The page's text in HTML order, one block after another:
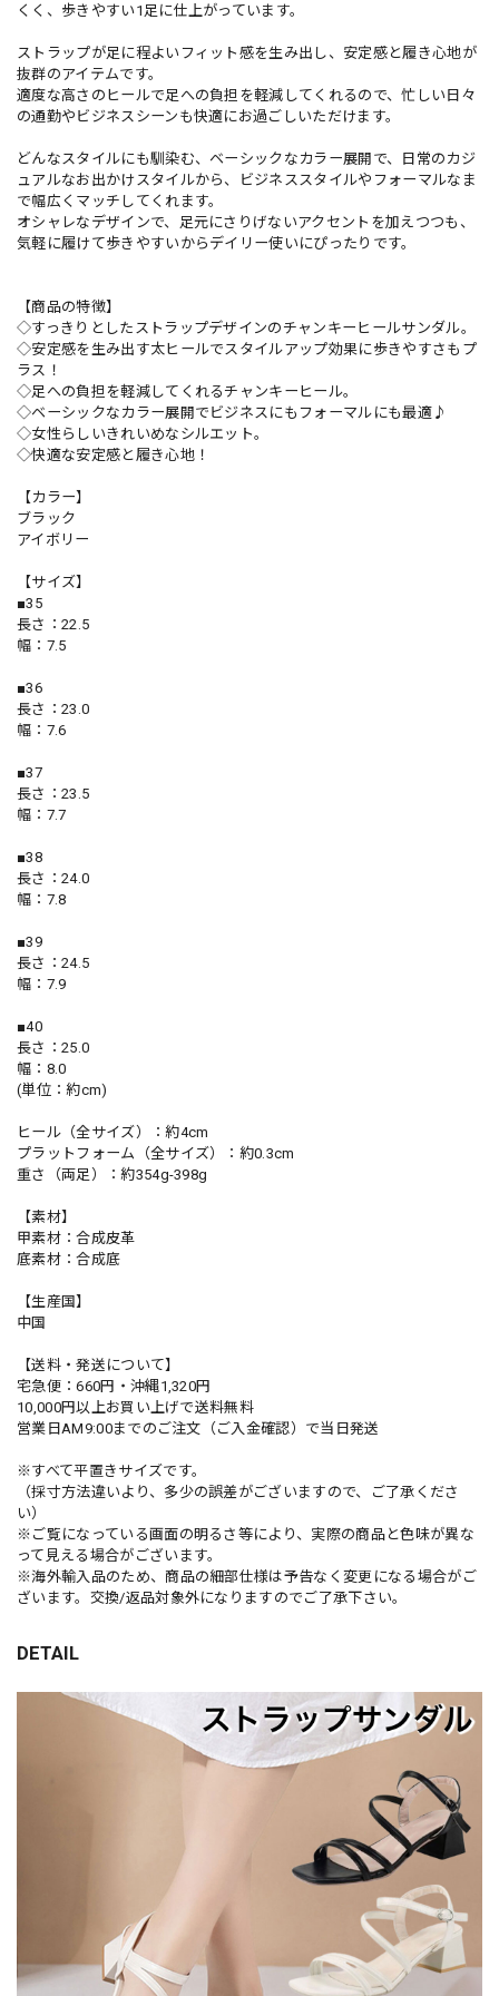
くく、歩きやすい1足に仕上がっています。
ストラップが足に程よいフィット感を生み出し、安定感と履き心地が
抜群のアイテムです。
適度な高さのヒールで足への負担を軽減してくれるので、忙しい日々
の通勤やビジネスシーンも快適にお過ごしいただけます。
どんなスタイルにも馴染む、ベーシックなカラー展開で、日常のカジ
ュアルなお出かけスタイルから、ビジネススタイルやフォーマルなま
で幅広くマッチしてくれます。
オシャレなデザインで、足元にさりげないアクセントを加えつつも、
気軽に履けて歩きやすいからデイリー使いにぴったりです。
【商品の特徴】
◇すっきりとしたストラップデザインのチャンキーヒールサンダル。
◇安定感を生み出す太ヒールでスタイルアップ効果に歩きやすさもプ
ラス！
◇足への負担を軽減してくれるチャンキーヒール。
◇ベーシックなカラー展開でビジネスにもフォーマルにも最適♪
◇女性らしいきれいめなシルエット。
◇快適な安定感と履き心地！
【カラー】
ブラック
アイボリー
【サイズ】
■35
長さ：22.5
幅：7.5
■36
長さ：23.0
幅：7.6
■37
長さ：23.5
幅：7.7
■38
長さ：24.0
幅：7.8
■39
長さ：24.5
幅：7.9
■40
長さ：25.0
幅：8.0
(単位：約cm)
ヒール（全サイズ）：約4cm
プラットフォーム（全サイズ）：約0.3cm
重さ（両足）：約354g-398g
【素材】
甲素材：合成皮革
底素材：合成底
【生産国】
中国
【送料・発送について】
宅急便：660円・沖縄1,320円
10,000円以上お買い上げで送料無料
営業日AM9:00までのご注文（ご入金確認）で当日発送
※すべて平置きサイズです。
（採寸方法違いより、多少の誤差がございますので、ご了承くださ
い）
※ご覧になっている画面の明るさ等により、実際の商品と色味が異な
って見える場合がございます。
※海外輸入品のため、商品の細部仕様は予告なく変更になる場合がご
ざいます。交換/返品対象外になりますのでご了承下さい。
DETAIL